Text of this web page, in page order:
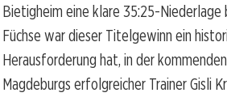
Bietigheim eine klare 35:25-
Füchse war dieser Titelgewinn ein
Herausforderung hat, in der
Magdeburgs erfolgreicher Trainer Gisli